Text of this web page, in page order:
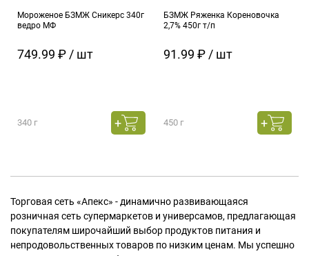
Мороженое БЗМЖ Сникерс 340г
ведро МФ
749.99 ₽ / шт
340 г
БЗМЖ Ряженка Кореновочка
2,7% 450г т/п
91.99 ₽ / шт
450 г
Торговая сеть «Апекс» - динамично развивающаяся
розничная сеть супермаркетов и универсамов, предлагающая
покупателям широчайший выбор продуктов питания и
непродовольственных товаров по низким ценам. Мы успешно